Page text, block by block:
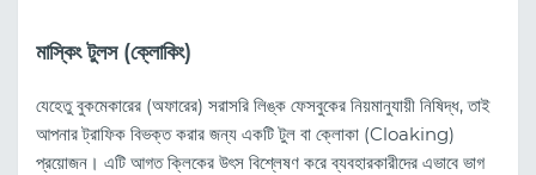
মাস্কিং টুলস (ক্লোকিং)
যেহেতু বুকমেকারের (অফারের) সরাসরি লিঙ্ক ফেসবুকের নিয়মানুযায়ী নিষিদ্ধ, তাই
আপনার ট্রাফিক বিভক্ত করার জন্য একটি টুল বা ক্লোকা (Cloaking)
প্রয়োজন। এটি আগত ক্লিকের উৎস বিশ্লেষণ করে ব্যবহারকারীদের এভাবে ভাগ